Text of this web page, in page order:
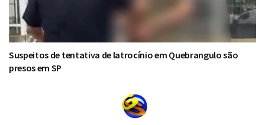
Suspeitos de tentativa de latrocínio em Quebrangulo são
presos em SP